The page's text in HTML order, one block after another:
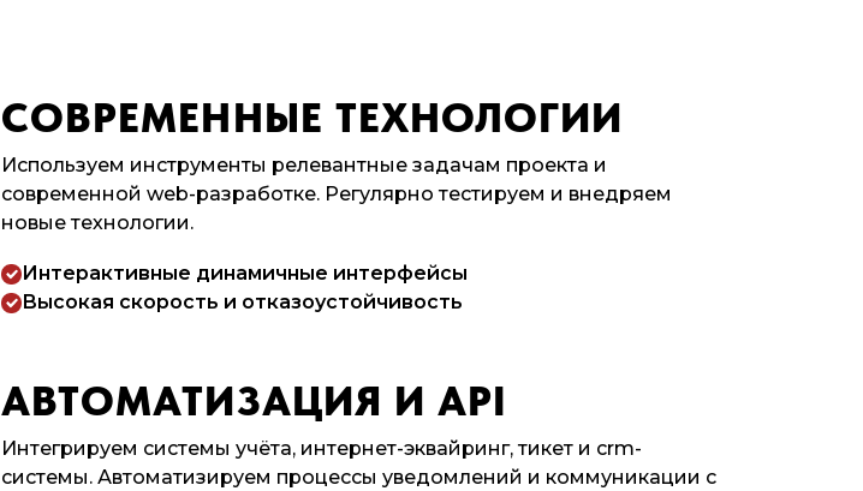
СОВРЕМЕННЫЕ ТЕХНОЛОГИИ
Используем инструменты релевантные задачам проекта и
современной web-разработке. Регулярно тестируем и внедряем
новые технологии.
Интерактивные динамичные интерфейсы
Высокая скорость и отказоустойчивость
АВТОМАТИЗАЦИЯ И API
Интегрируем системы учёта, интернет-эквайринг, тикет и crm-
системы. Автоматизируем процессы уведомлений и коммуникации с